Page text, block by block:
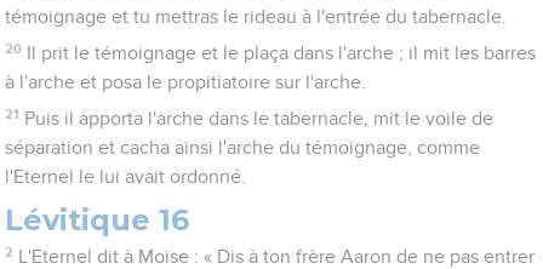
témoignage et tu mettras le rideau à l'entrée du tabernacle.
20
Il prit le témoignage et le plaça dans l'arche ; il mit les barres
à l'arche et posa le propitiatoire sur l'arche.
21 Puis il apporta l'arche dans le tabernacle, mit le voile de
séparation et cacha ainsi l'arche du témoignage, comme
l'Eternel le lui avait ordonné.
Lévitique 16
2
L'Eternel dit à Moïse : « Dis à ton frère Aaron de ne pas entrer